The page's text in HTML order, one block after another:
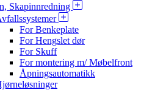
Skapinnredning
For Benkeplate
For Hengslet dør
For Skuff
For montering m/ Møbelfront
Åpningsautomatikk